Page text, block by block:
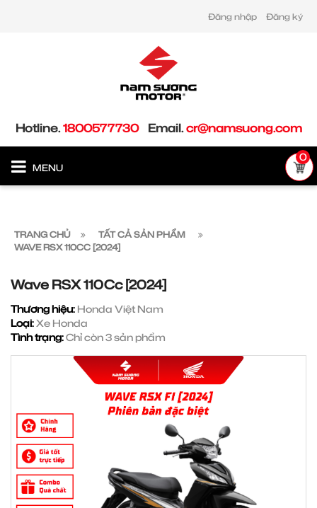
Đăng nhập Đăng ký
Hotline.1800577730 Email.cr@namsuong.com
MENU
0
TRANG CHỦ
TẤT CẢ SẢN PHẨM
WAVE RSX 110CC [2024]
Wave RSX 110Cc [2024]
Thương hiệu: Honda Việt Nam
Loại:Xe Honda
Tình trạng:Chỉ còn 3 sản phẩm